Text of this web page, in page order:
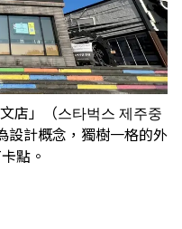
店」（스타벅스 제주중
設計概念，獨樹一格的外
點。